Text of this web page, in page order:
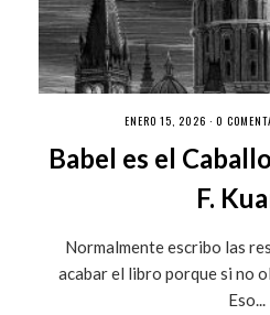
ENERO 15, 2026 · 0
Babel es el
F.
Normalmente escribo las
acabar el libro porque si no
Eso...